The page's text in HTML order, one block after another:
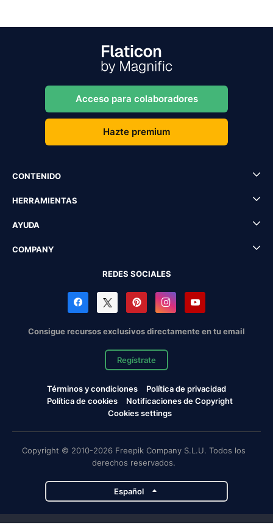
Acceso para colaboradores
Hazte premium
CONTENIDO
HERRAMIENTAS
AYUDA
COMPANY
REDES SOCIALES
Consigue recursos exclusivos directamente en tu email
Regístrate
Términos y condiciones
Política de privacidad
Política de cookies
Notificaciones de Copyright
Cookies settings
Copyright © 2010-2026 Freepik Company S.L.U. Todos los
derechos reservados.
Español